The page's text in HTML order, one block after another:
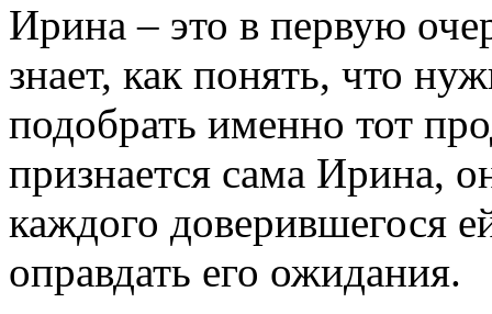
Ирина – это в первую
знает, как понять, что
подобрать именно тот
признается сама Ирина,
каждого доверившегося
оправдать его ожидания.